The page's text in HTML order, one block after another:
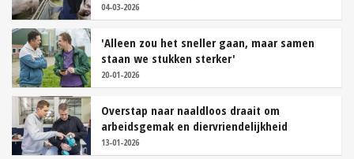
04-03-2026
'Alleen zou het sneller gaan, maar samen
staan we stukken sterker'
20-01-2026
Overstap naar naaldloos draait om
arbeidsgemak en diervriendelijkheid
13-01-2026